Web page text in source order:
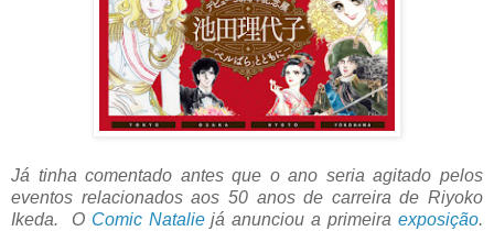
Já tinha comentado antes que o ano seria agitado pelos
eventos relacionados aos 50 anos de carreira de Riyoko
Ikeda. O Comic Nataliejá anunciou a primeiraexposição.